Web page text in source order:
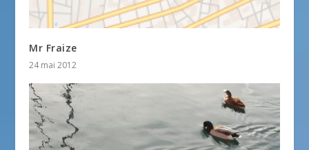
Mr Fraize
24 mai 2012